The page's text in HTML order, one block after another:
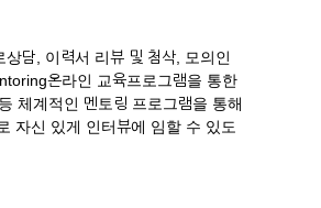
상담, 이력서 리뷰 및 첨삭, 모의인
온라인 교육프로그램을 통한
체계적인 멘토링 프로그램을 통해
자신 있게 인터뷰에 임할 수 있도